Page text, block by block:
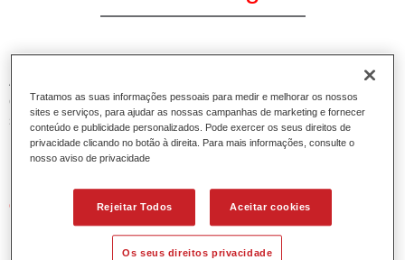
A Permafleet Base Concentrada 600 permite misturar as
cores para veículos comerciais da tinta Permafleet nas
séries 630, 670 e 675. Pode igualmente ser utilizada para
misturar diferentes tintas industriais PercoTop e Permacron
Esmalte 730.
Características do produto
Contém pigmentos de alta qualidade para cores lisas.
Tratamos as suas informações pessoais para medir e melhorar os nossos
sites e serviços, para ajudar as nossas campanhas de marketing e fornecer
conteúdo e publicidade personalizados. Pode exercer os seus direitos de
privacidade clicando no botão à direita. Para mais informações, consulte o
nosso aviso de privacidade
Rejeitar Todos Aceitar cookies
Os seus direitos privacidade